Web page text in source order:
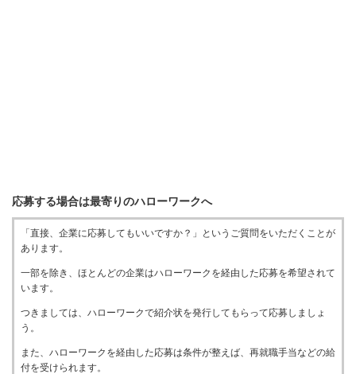
応募する場合は最寄りのハローワークへ
「直接、企業に応募してもいいですか？」というご質問をいただくことが
あります。
一部を除き、ほとんどの企業はハローワークを経由した応募を希望されて
います。
つきましては、ハローワークで紹介状を発行してもらって応募しましょ
う。
また、ハローワークを経由した応募は条件が整えば、再就職手当などの給
付を受けられます。